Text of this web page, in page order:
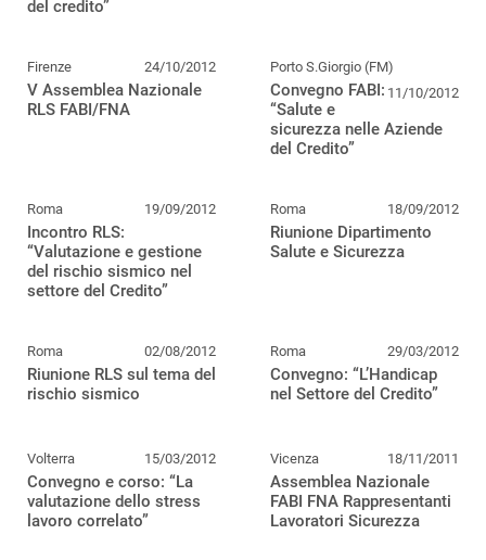
del credito”
Firenze 24/10/2012
V Assemblea Nazionale
RLS FABI/FNA
Porto S.Giorgio (FM)
11/10/2012
Convegno FABI:
“Salute e
sicurezza nelle Aziende
del Credito”
Roma 19/09/2012
Incontro RLS:
“Valutazione e gestione
del rischio sismico nel
settore del Credito”
Roma 18/09/2012
Riunione Dipartimento
Salute e Sicurezza
Roma 02/08/2012
Riunione RLS sul tema del
rischio sismico
Roma 29/03/2012
Convegno: “L’Handicap
nel Settore del Credito”
Volterra 15/03/2012
Convegno e corso: “La
valutazione dello stress
lavoro correlato”
Vicenza 18/11/2011
Assemblea Nazionale
FABI FNA Rappresentanti
Lavoratori Sicurezza